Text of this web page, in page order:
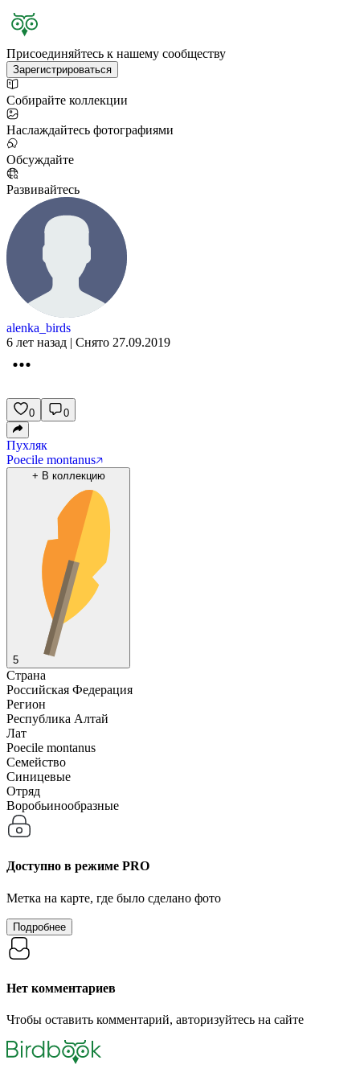
Присоединяйтесь к нашему сообществу
Зарегистрироваться
Собирайте коллекции
Наслаждайтесь фотографиями
Обсуждайте
Развивайтесь
alenka_birds
6 лет назад | Снято 27.09.2019
0 0
Пухляк
Poecile montanus
+ В коллекцию
5
Страна
Российская Федерация
Регион
Республика Алтай
Лат
Poecile montanus
Семейство
Синицевые
Отряд
Воробьинообразные
Доступно в режиме PRO
Метка на карте, где было сделано фото
Подробнее
Нет комментариев
Чтобы оставить комментарий, авторизуйтесь на сайте